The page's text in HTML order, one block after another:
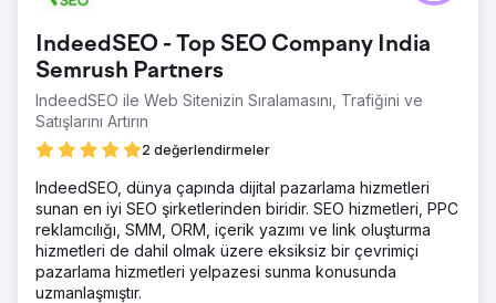
IndeedSEO - Top SEO Company India
Semrush Partners
IndeedSEO ile Web Sitenizin Sıralamasını, Trafiğini ve
Satışlarını Artırın
2 değerlendirmeler
IndeedSEO, dünya çapında dijital pazarlama hizmetleri
sunan en iyi SEO şirketlerinden biridir. SEO hizmetleri, PPC
reklamcılığı, SMM, ORM, içerik yazımı ve link oluşturma
hizmetleri de dahil olmak üzere eksiksiz bir çevrimiçi
pazarlama hizmetleri yelpazesi sunma konusunda
uzmanlaşmıştır.